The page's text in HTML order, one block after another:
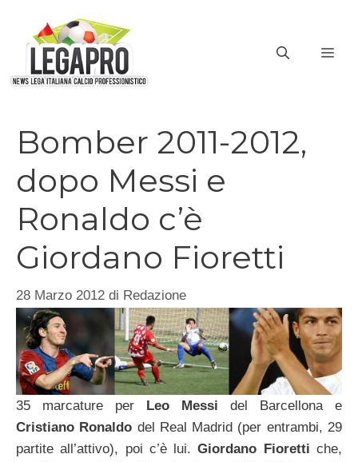
contenuto
Bomber 2011-2012,
dopo Messi e
Ronaldo c’è
Giordano Fioretti
28 Marzo 2012 di Redazione
35 marcature per Leo Messi del Barcellona e
Cristiano Ronaldo del Real Madrid (per entrambi, 29
partite all’attivo), poi c’è lui.Giordano Fioretti che,